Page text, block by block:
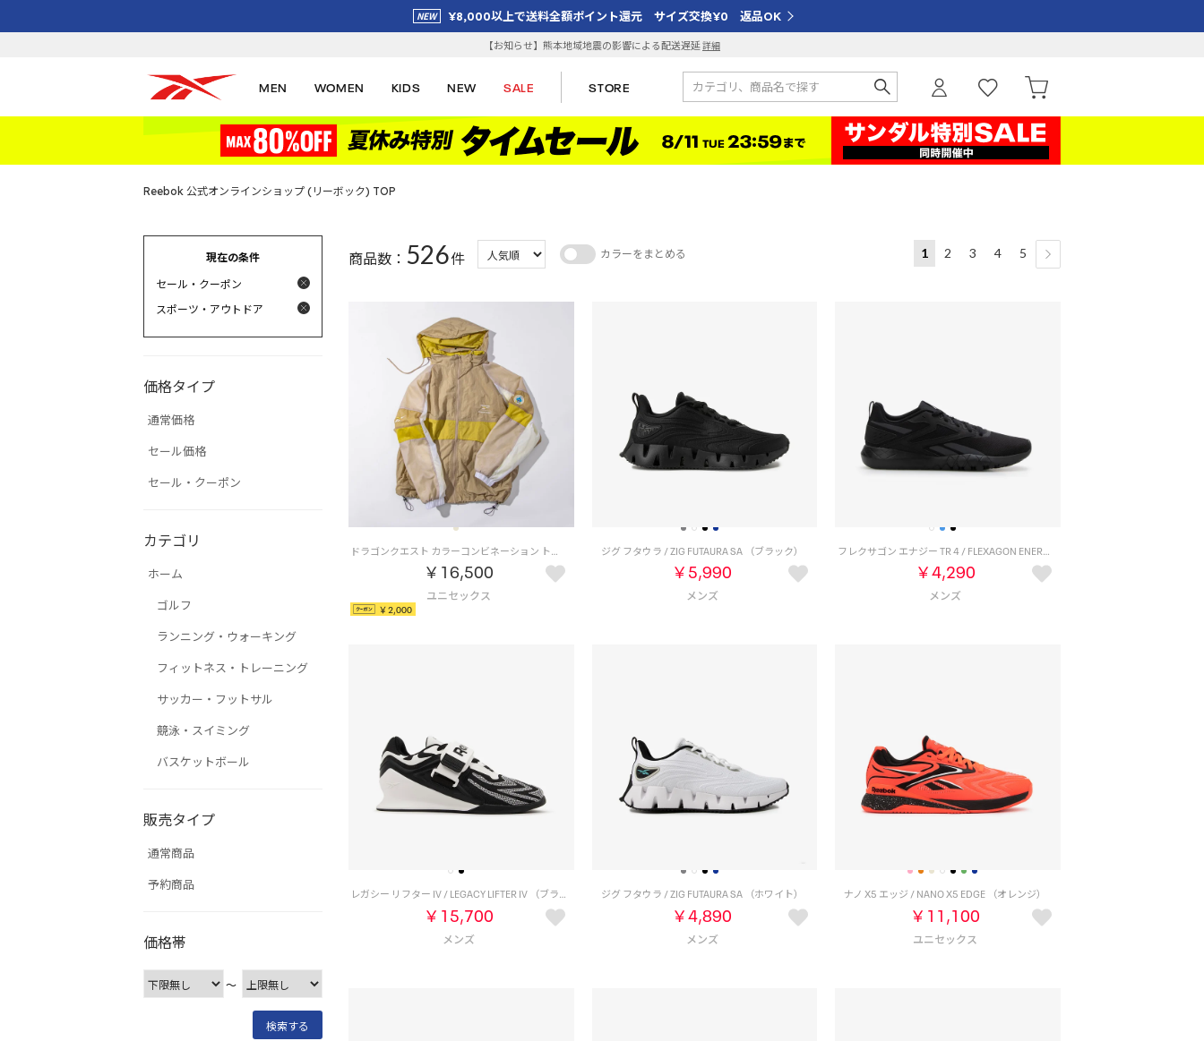
¥8,000以上で送料全額ポイント還元 サイズ交換¥0 返品OK
【お知らせ】熊本地域地震の影響による配送遅延詳細
MEN WOMEN KIDS NEW SALE STORE
Reebok 公式オンラインショップ (リーボック) TOP
現在の条件
セール・クーポン
スポーツ・アウトドア
価格タイプ
通常価格
セール価格
セール・クーポン
カテゴリ
ホーム
ゴルフ
ランニング・ウォーキング
フィットネス・トレーニング
サッカー・フットサル
競泳・スイミング
バスケットボール
販売タイプ
通常商品
予約商品
価格帯
〜
商品数： 526件 カラーをまとめる 1 2 3 4 5
ドラゴンクエスト カラーコンビネーション トラックジャケット / DRAGON QUEST Color Combination Track Jacket （ベージュ）
￥16,500
￥2,000
ジグ フタウラ / ZIG FUTAURA SA （ブラック）
￥5,990
フレクサゴン エナジー TR 4 / FLEXAGON ENERGY TR 4 SA （コアブラック）
￥4,290
レガシー リフター IV / LEGACY LIFTER IV （ブラック）
￥15,700
ジグ フタウラ / ZIG FUTAURA SA （ホワイト）
￥4,890
ナノ X5 エッジ / NANO X5 EDGE （オレンジ）
￥11,100